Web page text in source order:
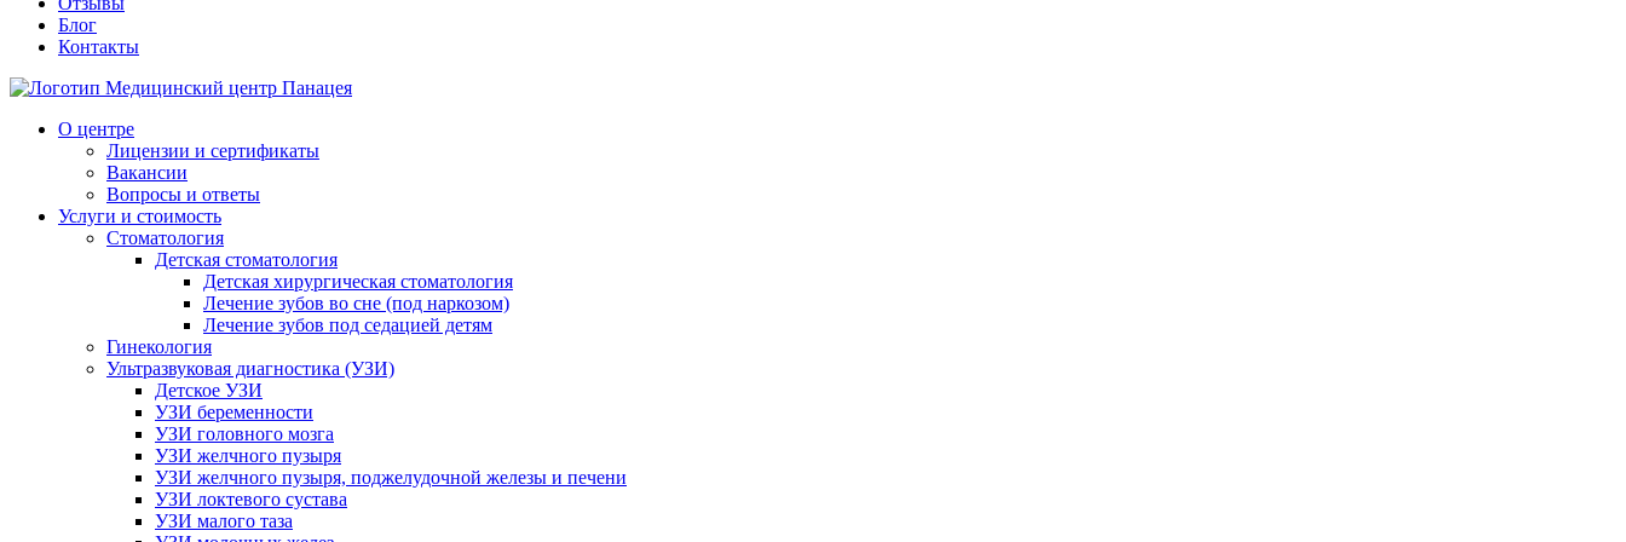
Блог
Контакты
О центре
Лицензии и сертификаты
Вакансии
Вопросы и ответы
Услуги и стоимость
Стоматология
Детская стоматология
Детская хирургическая стоматология
Лечение зубов во сне (под наркозом)
Лечение зубов под седацией детям
Гинекология
Ультразвуковая диагностика (УЗИ)
Детское УЗИ
УЗИ беременности
УЗИ головного мозга
УЗИ желчного пузыря
УЗИ желчного пузыря, поджелудочной железы и печени
УЗИ локтевого сустава
УЗИ малого таза